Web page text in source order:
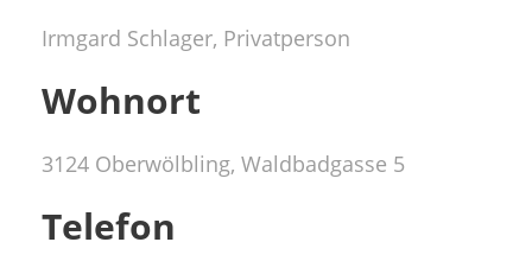
Irmgard Schlager, Privatperson
Wohnort
3124 Oberwölbling, Waldbadgasse 5
Telefon